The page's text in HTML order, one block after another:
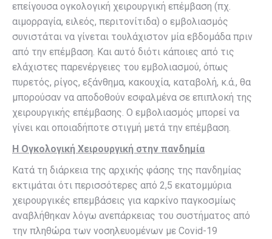
επείγουσα ογκολογική χειρουργική επέμβαση (πχ.
αιμορραγία, ειλεός, περιτονίτιδα) ο εμβολιασμός
συνιστάται να γίνεται τουλάχιστον μία εβδομάδα πριν
από την επέμβαση. Και αυτό διότι κάποιες από τις
ελάχιστες παρενέργειες του εμβολιασμού, όπως
πυρετός, ρίγος, εξάνθημα, κακουχία, καταβολή, κ.ά., θα
μπορούσαν να αποδοθούν εσφαλμένα σε επιπλοκή της
χειρουργικής επέμβασης. Ο εμβολιασμός μπορεί να
γίνει και οποιαδήποτε στιγμή μετά την επέμβαση.
Η Ογκολογική Χειρουργική στην πανδημία
Κατά τη διάρκεια της αρχικής φάσης της πανδημίας
εκτιμάται ότι περισσότερες από 2,5 εκατομμύρια
χειρουργικές επεμβάσεις για καρκίνο παγκοσμίως
αναβλήθηκαν λόγω ανεπάρκειας του συστήματος από
την πληθώρα των νοσηλευομένων με Covid-19